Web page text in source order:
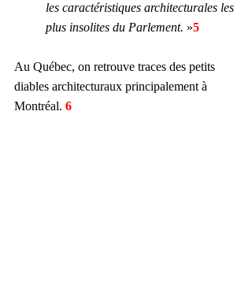
les caractéristiques architecturales les
plus insolites du Parlement. »5
Au Québec, on retrouve traces des petits
diables architecturaux principalement à
Montréal. 6